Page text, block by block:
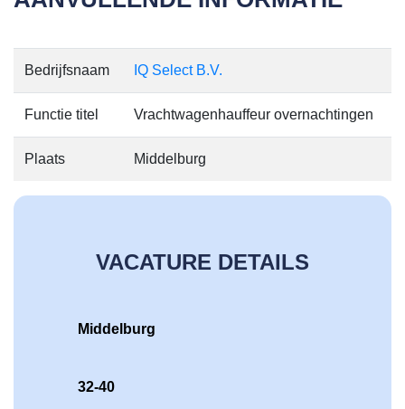
Bedrijfsnaam IQ Select B.V.
Functie titel Vrachtwagenhauffeur overnachtingen
Plaats Middelburg
VACATURE DETAILS
Middelburg
32-40